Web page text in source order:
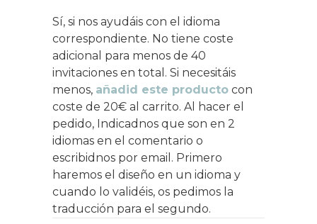
Sí, si nos ayudáis con el idioma
correspondiente. No tiene coste
adicional para menos de 40
invitaciones en total. Si necesitáis
menos, añadid este producto con
coste de 20€ al carrito. Al hacer el
pedido, Indicadnos que son en 2
idiomas en el comentario o
escribidnos por email. Primero
haremos el diseño en un idioma y
cuando lo validéis, os pedimos la
traducción para el segundo.